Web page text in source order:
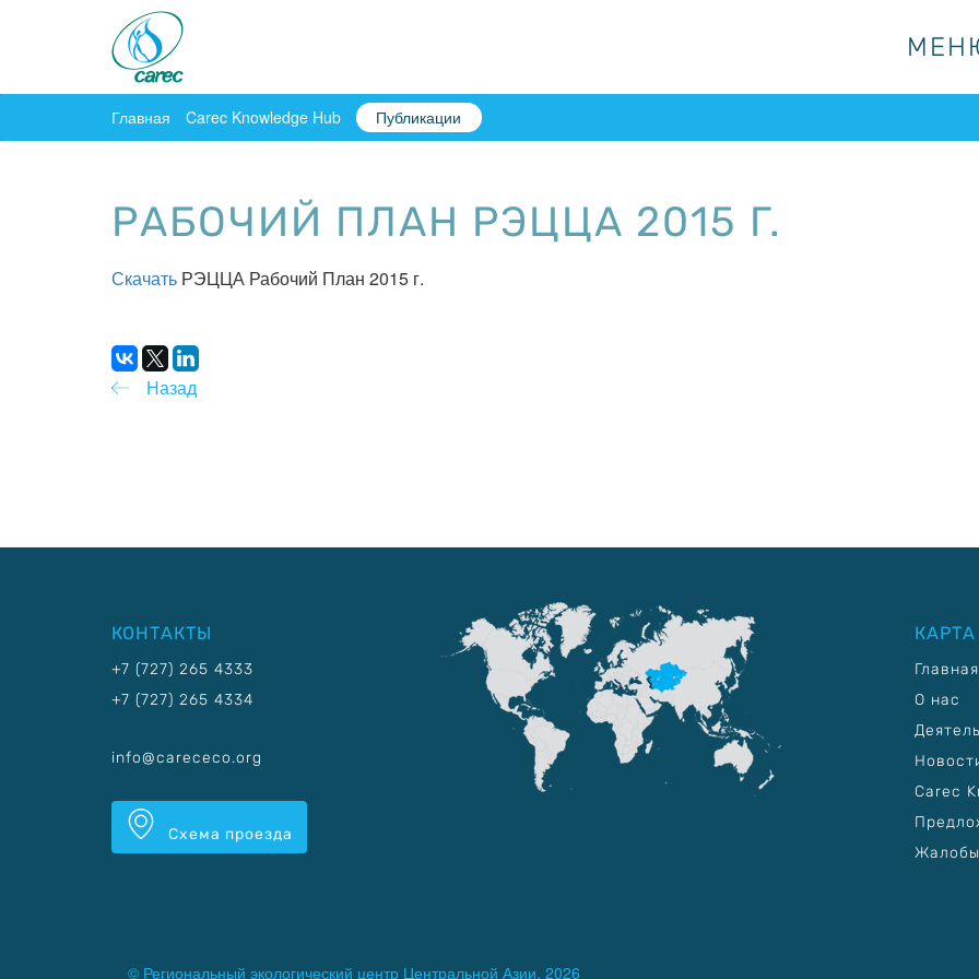
Главная Carec Knowledge Hub Публикации
РАБОЧИЙ ПЛАН РЭЦЦА 2015 Г.
Скачать РЭЦЦА Рабочий План 2015 г.
Назад
КОНТАКТЫ
+7 (727) 265 4333
+7 (727) 265 4334
info@carececo.org
Схема проезда
Главная
О нас
Carec
© Региональный экологический центр Центральной Азии, 2026